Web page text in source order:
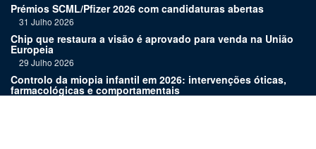
Prémios SCML/Pfizer 2026 com candidaturas abertas
31 Julho 2026
Chip que restaura a visão é aprovado para venda na União
Europeia
29 Julho 2026
Controlo da miopia infantil em 2026: intervenções óticas,
farmacológicas e comportamentais